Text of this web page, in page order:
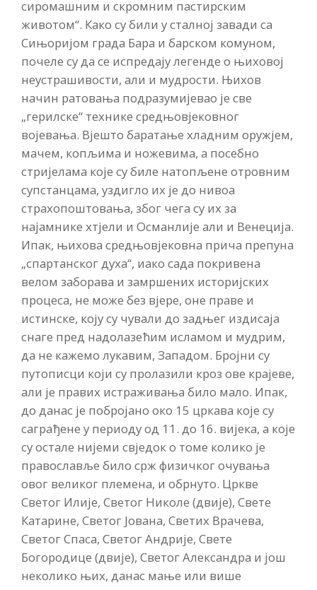
сиромашним и скромним пастирским
животом“. Како су били у сталној завади са
Сињоријом града Бара и барском комуном,
почеле су да се испредају легенде о њиховој
неустрашивости, али и мудрости. Њихов
начин ратовања подразумијевао је све
„герилске“ технике средњовјековног
војевања. Вјешто баратање хладним оружјем,
мачем, копљима и ножевима, а посебно
стријелама које су биле натопљене отровним
супстанцама, уздигло их је до нивоа
страхопоштовања, због чега су их за
најамнике хтјели и Османлије али и Венеција.
Ипак, њихова средњовјековна прича препуна
„спартанског духа“, иако сада покривена
велом заборава и замршених историјских
процеса, не може без вјере, оне праве и
истинске, коју су чували до задњег издисаја
снаге пред надолазећим исламом и мудрим,
да не кажемо лукавим, Западом. Бројни су
путописци који су пролазили кроз ове крајеве,
али је правих истраживања било мало. Ипак,
до данас је побројано око 15 цркава које су
саграђене у периоду од 11. до 16. вијека, а које
су остале нијеми свједок о томе колико је
православље било срж физичког очувања
овог великог племена, и обрнуто. Цркве
Светог Илије, Светог Николе (двије), Свете
Катарине, Светог Јована, Светих Врачева,
Светог Спаса, Светог Андрије, Свете
Богородице (двије), Светог Александра и још
неколико њих, данас мање или више